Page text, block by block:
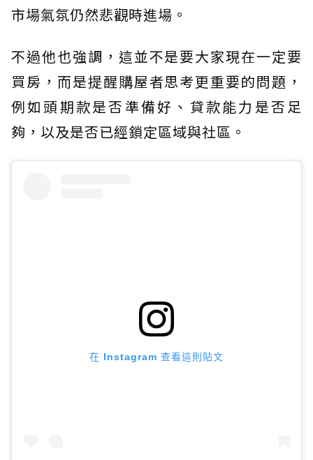
市場氣氛仍然悲觀時進場。
不過他也強調，這並不是要大家現在一定要
買房，而是提醒購屋者思考更重要的問題，
例如頭期款是否準備好、貸款能力是否足
夠，以及是否已經鎖定區域與社區。
在 Instagram 查看這則貼文